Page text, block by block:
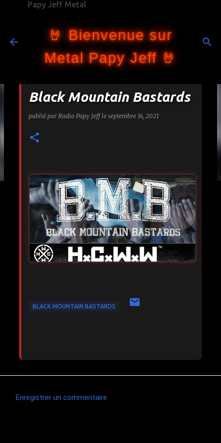
Papy Jeff Metal
🤘 Bienvenue sur
Metal Papy Jeff 🤘
Black Mountain Bastards
publié par Radio Papy Jeff le septembre 14, 2021
BLACK MOUNTAIN BASTARDS
Enregistrer un commentaire